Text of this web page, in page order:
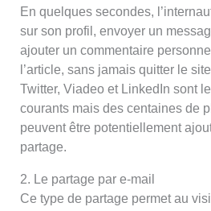
En quelques secondes,
sur son profil, envoyer un
ajouter un commentaire
l’article, sans jamais quitter le
Twitter, Viadeo et LinkedIn sont
courants mais des centaines de
peuvent être potentiellement
partage.
2. Le partage par e-mail
Ce type de partage permet au